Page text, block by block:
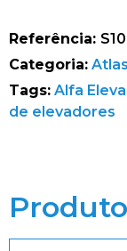
Referência:
Categoria:
Tags: Alfa
de elevadores